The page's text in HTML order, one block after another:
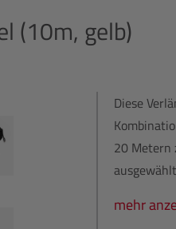
(10m, gelb)
Diese
20 Metern
mehr